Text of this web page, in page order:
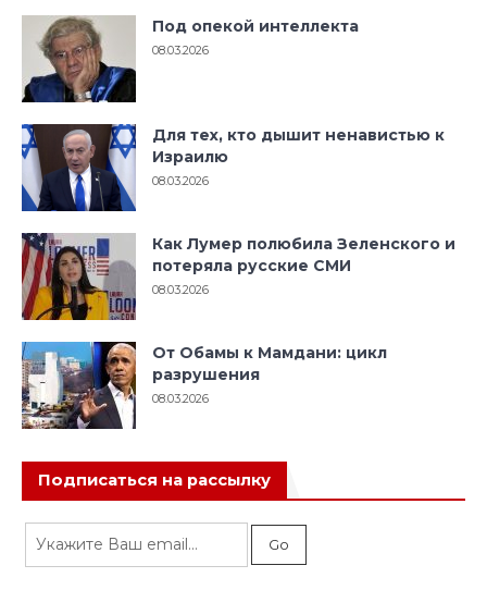
Под опекой интеллекта
08.03.2026
Для тех, кто дышит ненавистью к
Израилю
08.03.2026
Как Лумер полюбила Зеленского и
потеряла русские СМИ
08.03.2026
От Обамы к Мамдани: цикл
разрушения
08.03.2026
Подписаться на рассылку